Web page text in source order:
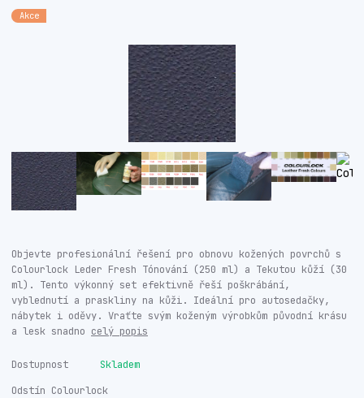
Akce
Objevte profesionální řešení pro obnovu kožených povrchů s
Colourlock Leder Fresh Tónování (250 ml) a Tekutou kůží (30
ml). Tento výkonný set efektivně řeší poškrábání,
vyblednutí a praskliny na kůži. Ideální pro autosedačky,
nábytek i oděvy. Vraťte svým koženým výrobkům původní krásu
a lesk snadno celý popis
Dostupnost Skladem
Odstín Colourlock